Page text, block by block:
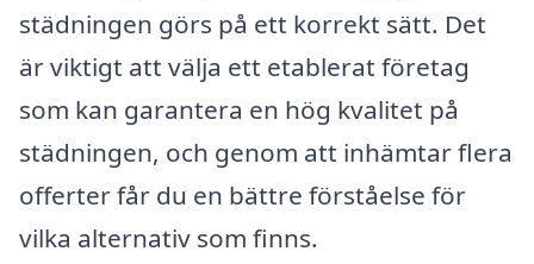
städningen görs på ett korrekt sätt. Det
är viktigt att välja ett etablerat företag
som kan garantera en hög kvalitet på
städningen, och genom att inhämtar flera
offerter får du en bättre förståelse för
vilka alternativ som finns.